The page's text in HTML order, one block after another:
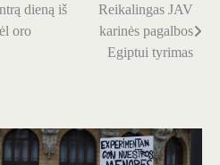
dieną iš
oro
Reikalingas JAV
karinės pagalbos
Egiptui tyrimas